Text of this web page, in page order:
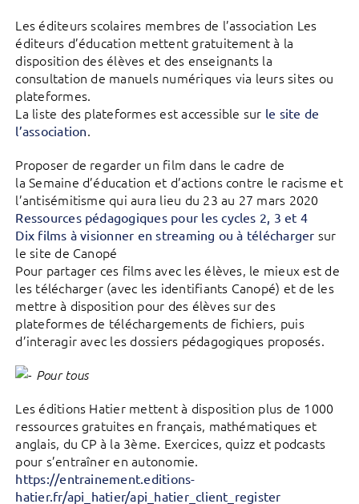
Les éditeurs scolaires membres de l’association Les
éditeurs d’éducation mettent gratuitement à la
disposition des élèves et des enseignants la
consultation de manuels numériques via leurs sites ou
plateformes.
La liste des plateformes est accessible sur le site de
l’association.
Proposer de regarder un film dans le cadre de
la Semaine d’éducation et d’actions contre le racisme et
l’antisémitisme qui aura lieu du 23 au 27 mars 2020
Ressources pédagogiques pour les cycles 2, 3 et 4
Dix films à visionner en streaming ou à télécharger sur
le site de Canopé
Pour partager ces films avec les élèves, le mieux est de
les télécharger (avec les identifiants Canopé) et de les
mettre à disposition pour des élèves sur des
plateformes de téléchargements de fichiers, puis
d’interagir avec les dossiers pédagogiques proposés.
Pour tous
Les éditions Hatier mettent à disposition plus de 1000
ressources gratuites en français, mathématiques et
anglais, du CP à la 3ème. Exercices, quizz et podcasts
pour s’entraîner en autonomie.
https://entrainement.editions-
hatier.fr/api_hatier/api_hatier_client_register